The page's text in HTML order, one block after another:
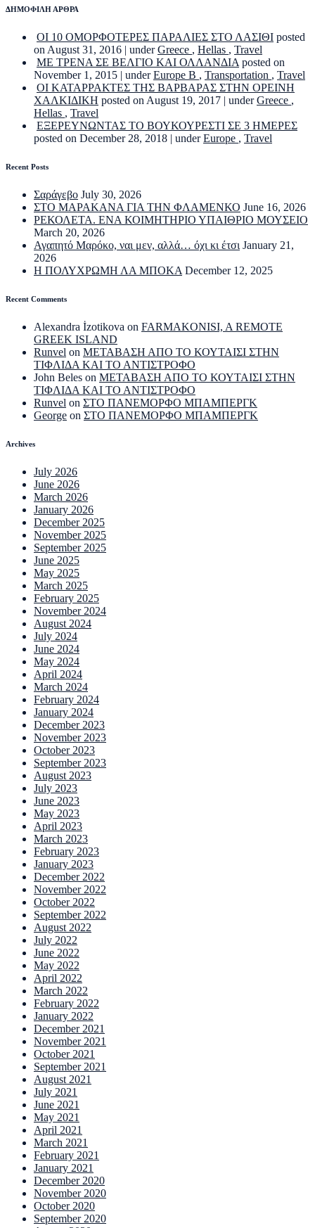
ΔΗΜΟΦΙΛΗ ΑΡΘΡΑ
ΟΙ 10 ΟΜΟΡΦΟΤΕΡΕΣ ΠΑΡΑΛΙΕΣ ΣΤΟ ΛΑΣΙΘΙ posted
on August 31, 2016 | underGreece , Hellas , Travel
ΜΕ ΤΡΕΝΑ ΣΕ ΒΕΛΓΙΟ ΚΑΙ ΟΛΛΑΝΔΙΑ posted on
November 1, 2015 | underEurope B , Transportation , Travel
ΟΙ ΚΑΤΑΡΡΑΚΤΕΣ ΤΗΣ ΒΑΡΒΑΡΑΣ ΣΤΗΝ ΟΡΕΙΝΗ
ΧΑΛΚΙΔΙΚΗ posted on August 19, 2017 | underGreece ,
Hellas , Travel
ΕΞΕΡΕΥΝΩΝΤΑΣ ΤΟ ΒΟΥΚΟΥΡΕΣΤΙ ΣΕ 3 ΗΜΕΡΕΣ
posted on December 28, 2018 | underEurope , Travel
Recent Posts
Σαράγεβο July 30, 2026
ΣΤΟ ΜΑΡΑΚΑΝΑ ΓΙΑ ΤΗΝ ΦΛΑΜΕΝΚΟ June 16, 2026
ΡΕΚΟΛΕΤΑ. ΕΝΑ ΚΟΙΜΗΤΗΡΙΟ ΥΠΑΙΘΡΙΟ ΜΟΥΣΕΙΟ
March 20, 2026
Αγαπητό Μαρόκο, ναι μεν, αλλά… όχι κι έτσι January 21,
2026
Η ΠΟΛΥΧΡΩΜΗ ΛΑ ΜΠΟΚΑ December 12, 2025
Recent Comments
Alexandra İzotikova on FARMAKONISI, A REMOTE
GREEK ISLAND
Runvel on ΜΕΤΑΒΑΣΗ ΑΠΟ ΤΟ ΚΟΥΤΑΙΣΙ ΣΤΗΝ
ΤΙΦΛΙΔΑ ΚΑΙ ΤΟ ΑΝΤΙΣΤΡΟΦΟ
John Beles on ΜΕΤΑΒΑΣΗ ΑΠΟ ΤΟ ΚΟΥΤΑΙΣΙ ΣΤΗΝ
ΤΙΦΛΙΔΑ ΚΑΙ ΤΟ ΑΝΤΙΣΤΡΟΦΟ
Runvel on ΣΤΟ ΠΑΝΕΜΟΡΦΟ ΜΠΑΜΠΕΡΓΚ
George on ΣΤΟ ΠΑΝΕΜΟΡΦΟ ΜΠΑΜΠΕΡΓΚ
Archives
July 2026
June 2026
March 2026
January 2026
December 2025
November 2025
September 2025
June 2025
May 2025
March 2025
February 2025
November 2024
August 2024
July 2024
June 2024
May 2024
April 2024
March 2024
February 2024
January 2024
December 2023
November 2023
October 2023
September 2023
August 2023
July 2023
June 2023
May 2023
April 2023
March 2023
February 2023
January 2023
December 2022
November 2022
October 2022
September 2022
August 2022
July 2022
June 2022
May 2022
April 2022
March 2022
February 2022
January 2022
December 2021
November 2021
October 2021
September 2021
August 2021
July 2021
June 2021
May 2021
April 2021
March 2021
February 2021
January 2021
December 2020
November 2020
October 2020
September 2020